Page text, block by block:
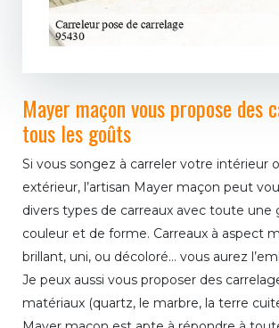
Mayer maçon vous propose des
tous les goûts
Si vous songez à carreler votre intérieur
extérieur, l’artisan Mayer maçon peut
divers types de carreaux avec toute une
couleur et de forme. Carreaux à aspect
brillant, uni, ou décoloré… vous aurez
Je peux aussi vous proposer des
matériaux (quartz, le marbre, la terre